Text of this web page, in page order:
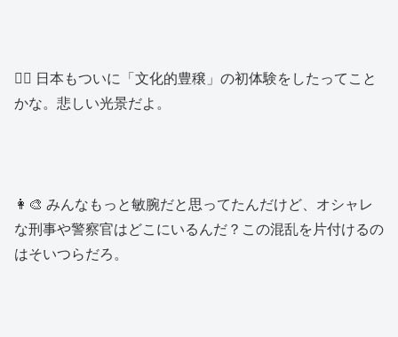
👱‍♂️ 日本もついに「文化的豊穣」の初体験をしたってこと
かな。悲しい光景だよ。
👩‍🎨 みんなもっと敏腕だと思ってたんだけど、オシャレ
な刑事や警察官はどこにいるんだ？この混乱を片付けるの
はそいつらだろ。